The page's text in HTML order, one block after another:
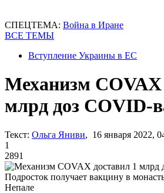
СПЕЦТЕМА: Война в Иране
ВСЕ ТЕМЫ
Вступление Украины в ЕС
Механизм COVAX
млрд доз COVID-
Текст: Ольга Яниви, 16 января 2022,
1
2891
Подросток получает вакцину в
Непале